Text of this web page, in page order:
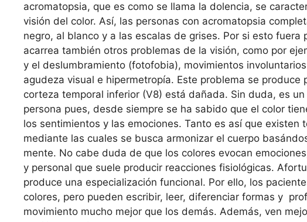
acromatopsia, que es como se llama la dolencia, se
visión del color. Así, las personas con acromatopsia
negro, al blanco y a las escalas de grises. Por si esto fuera
acarrea también otros problemas de la visión, como por
y el deslumbramiento (fotofobia), movimientos
agudeza visual e hipermetropía. Este problema se produce
corteza temporal inferior (V8) está dañada. Sin duda, es
persona pues, desde siempre se ha sabido que el color
los sentimientos y las emociones. Tanto es así que existen
mediante las cuales se busca armonizar el cuerpo
mente. No cabe duda de que los colores evocan
y personal que suele producir reacciones fisiológicas.
produce una especialización funcional. Por ello, los
colores, pero pueden escribir, leer, diferenciar formas y
movimiento mucho mejor que los demás. Además, ven